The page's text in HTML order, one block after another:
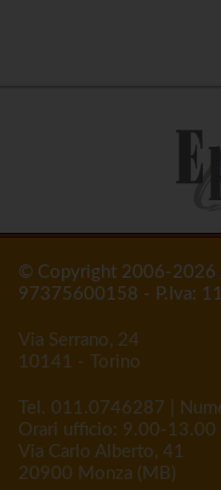
© Copyright 2006-2026
97375600158 - P.Iva:
Via Serrano, 24
10141 - Torino
Tel. 011.0746287 |
Orari ufficio: 9.00-
Via Carlo Alberto, 41
20900 Monza (MB)